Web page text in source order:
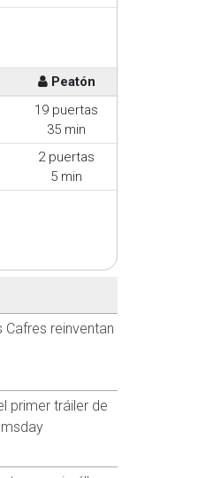
Peatón
19 puertas
35 min
2 puertas
5 min
Cafres reinventan
primer tráiler de